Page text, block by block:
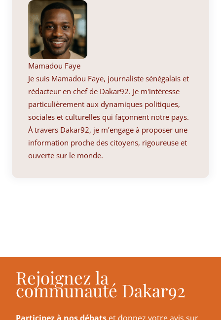
Mamadou Faye
Je suis Mamadou Faye, journaliste sénégalais et
rédacteur en chef de Dakar92. Je m'intéresse
particulièrement aux dynamiques politiques,
sociales et culturelles qui façonnent notre pays.
À travers Dakar92, je m’engage à proposer une
information proche des citoyens, rigoureuse et
ouverte sur le monde.
Rejoignez la
communauté Dakar92